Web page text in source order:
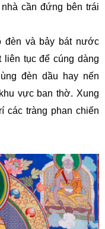
cần đứng bên trái
đèn và bảy bát nước
tục để cúng dàng
đèn dầu hay nến
vực ban thờ. Xung
các tràng phan chiến